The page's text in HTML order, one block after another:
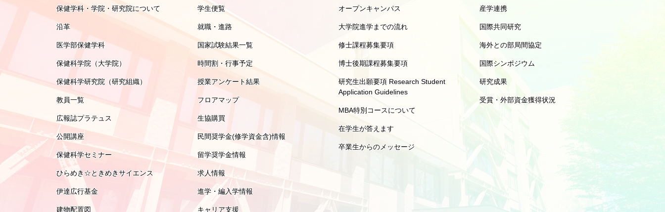
保健学科・学院・研究院について
沿革
医学部保健学科
保健科学院（大学院）
保健科学研究院（研究組織）
教員一覧
広報誌プラテュス
公開講座
保健科学セミナー
ひらめき☆ときめきサイエンス
伊達広行基金
建物配置図
学生便覧
就職・進路
国家試験結果一覧
時間割・行事予定
授業アンケート結果
フロアマップ
生協購買
民間奨学金(修学資金含)情報
留学奨学金情報
求人情報
進学・編入学情報
キャリア支援
オープンキャンパス
大学院進学までの流れ
修士課程募集要項
博士後期課程募集要項
研究生出願要項 Research Student
Application Guidelines
MBA特別コースについて
在学生が答えます
卒業生からのメッセージ
産学連携
国際共同研究
海外との部局間協定
国際シンポジウム
研究成果
受賞・外部資金獲得状況